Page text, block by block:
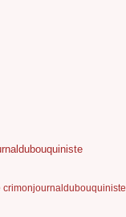
crimonjournaldubouquiniste